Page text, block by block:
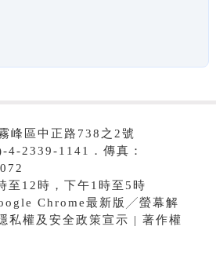
峰區中正路738之2號
4-2339-1141．傳真：
至12時，下午1時至5時
Chrome最新版╱螢幕解
私權及安全政策宣示 | 著作權